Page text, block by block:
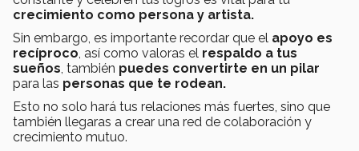
crecimiento como persona y artista.
Sin embargo, es importante recordar que el apoyo es
recíproco, así como valoras el respaldo a tus
sueños, también puedes convertirte en un pilar
para las personas que te rodean.
Esto no solo hará tus relaciones más fuertes, sino que
también llegaras a crear una red de colaboración y
crecimiento mutuo.